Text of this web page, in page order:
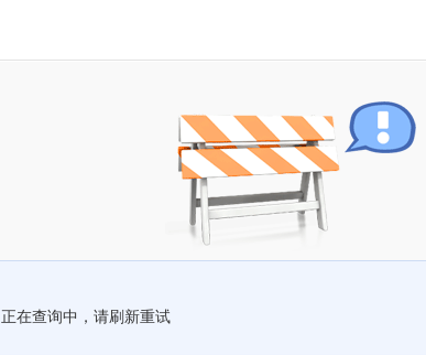
正在查询中，请刷新重试